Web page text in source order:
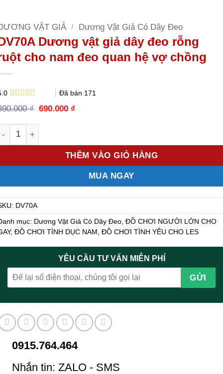
VẬT GIẢ / Dương Vật Giả Có Dây Đeo
Dương vật giả dây đeo rỗng
cho nam đeo quan hệ vợ chồng
5.0trên 5
dựa trên
2
Đã bán 171
₫ Giá
là:
690.000 ₫
lượng
THÊM VÀO GIỎ HÀNG
MUA NGAY
DV70A
mục: Dương Vật Giả Có Dây Đeo ĐỒ CHƠI NGƯỜI LỚN CHO
, ĐỒ CHƠI TÌNH DỤC NAM ĐỒ CHƠI TÌNH YÊU CHO LES
YÊU CẦU TƯ VẤN MIỄN PHÍ
0915.764.464
Nhắn tin: ZALO - SMS